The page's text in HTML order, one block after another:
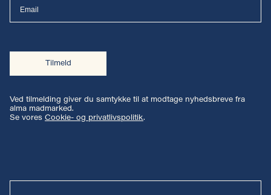
Tilmeld
Ved tilmelding giver du samtykke til at modtage nyhedsbreve fra
alma madmarked.
Se vores Cookie- og privatlivspolitik.